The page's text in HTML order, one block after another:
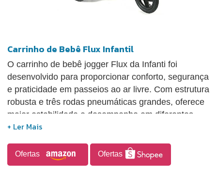
Carrinho de Bebê Flux Infantil
O carrinho de bebê jogger Flux da Infanti foi
desenvolvido para proporcionar conforto, segurança
e praticidade em passeios ao ar livre. Com estrutura
robusta e três rodas pneumáticas grandes, oferece
maior estabilidade e desempenho em diferentes
tipos de terreno, como grama, terra e calçadas,
e opção de travamento para melhor controle. O
assento possui inclinação total e múltiplas posições
Ofertas Ofertas